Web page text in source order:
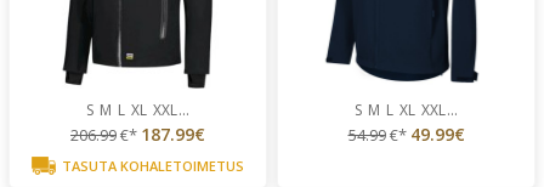
S M L XL XXL...
206.99€* 187.99€
TASUTA KOHALETOIMETUS
S M L XL XXL...
54.99€* 49.99€